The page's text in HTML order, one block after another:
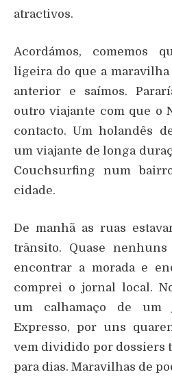
atractivos.
Acordámos, comemos
ligeira do que a
anterior e saímos.
outro viajante com que o
contacto. Um holandês
um viajante de longa
Couchsurfing num
cidade.
De manhã as ruas
trânsito. Quase
encontrar a morada e
comprei o jornal local.
um calhamaço de
Expresso, por uns
vem dividido por dossiers
para dias. Maravilhas de